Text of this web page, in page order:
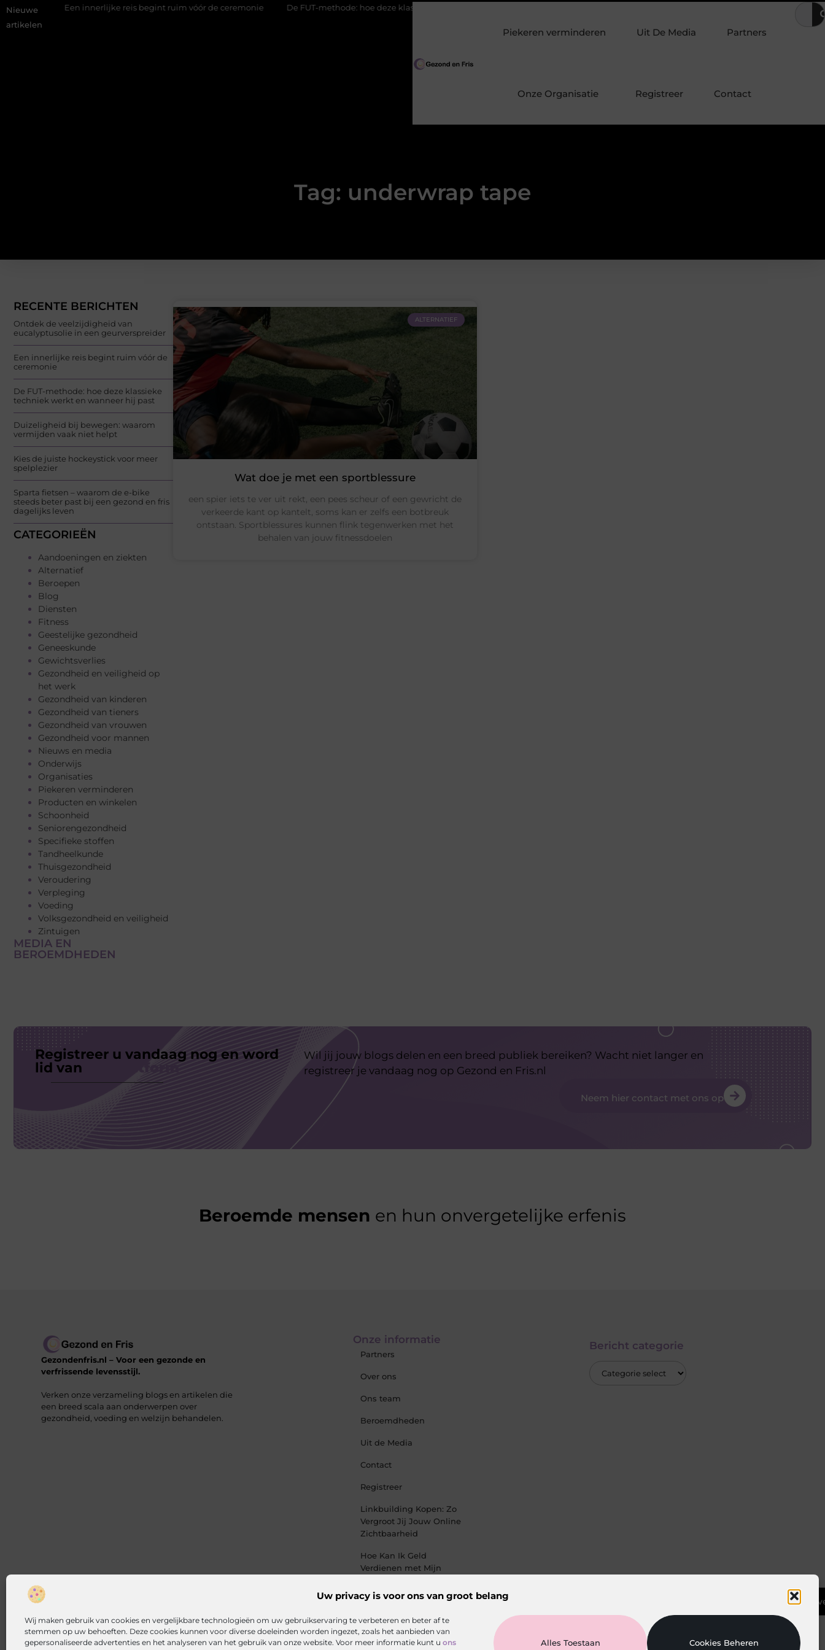
Uw privacy is voor ons van groot belang
Wij maken gebruik van cookies en vergelijkbare technologieën om uw gebruikservaring te verbeteren en beter af te
stemmen op uw behoeften. Deze cookies kunnen voor diverse doeleinden worden ingezet, zoals het aanbieden van
gepersonaliseerde advertenties en het analyseren van het gebruik van onze website. Voor meer informatie kunt u ons
Alles Toestaan Cookies Beheren
Nieuwe
artikelen
Een innerlijke reis begint ruim vóór de ceremonie De FUT-methode: hoe deze klassieke techniek werkt en wanneer hij past Duizeligheid bij bewegen: waarom vermijden vaak niet helpt
Piekeren verminderen Uit De Media Partners
Onze Organisatie Registreer Contact
Ga Naar
Tag: underwrap tape
RECENTE BERICHTEN
Ontdek de veelzijdigheid van
eucalyptusolie in een geurverspreider
Een innerlijke reis begint ruim vóór de
ceremonie
De FUT-methode: hoe deze klassieke
techniek werkt en wanneer hij past
Duizeligheid bij bewegen: waarom
vermijden vaak niet helpt
Kies de juiste hockeystick voor meer
spelplezier
Sparta fietsen – waarom de e-bike
steeds beter past bij een gezond en fris
dagelijks leven
CATEGORIEËN
Aandoeningen en ziekten
Alternatief
Beroepen
Blog
Diensten
Fitness
Geestelijke gezondheid
Geneeskunde
Gewichtsverlies
Gezondheid en veiligheid op
het werk
Gezondheid van kinderen
Gezondheid van tieners
Gezondheid van vrouwen
Gezondheid voor mannen
Nieuws en media
Onderwijs
Organisaties
Piekeren verminderen
Producten en winkelen
Schoonheid
Seniorengezondheid
Specifieke stoffen
Tandheelkunde
Thuisgezondheid
Veroudering
Verpleging
Voeding
Volksgezondheid en veiligheid
Zintuigen
MEDIA EN
BEROEMDHEDEN
ALTERNATIEF
Wat doe je met een sportblessure
een spier iets te ver uit rekt, een pees scheur of een gewricht de
verkeerde kant op kantelt, soms kan er zelfs een botbreuk
ontstaan. Sportblessures kunnen flink tegenwerken met het
behalen van jouw fitnessdoelen
Registreer u vandaag nog en word
lid van
Wil jij jouw blogs delen en een breed publiek bereiken? Wacht niet langer en
registreer je vandaag nog op Gezond en Fris.nl
Neem hier contact met ons op
Beroemde mensen en hun onvergetelijke erfenis
Gezondenfris.nl – Voor een gezonde en
verfrissende levensstijl.
Verken onze verzameling blogs en artikelen die
een breed scala aan onderwerpen over
gezondheid, voeding en welzijn behandelen.
Onze informatie
Partners
Over ons
Ons team
Beroemdheden
Uit de Media
Contact
Registreer
Linkbuilding Kopen: Zo
Vergroot Jij Jouw Online
Zichtbaarheid
Hoe Kan Ik Geld
Verdienen met Mijn
Gids voor Online
Bericht categorie